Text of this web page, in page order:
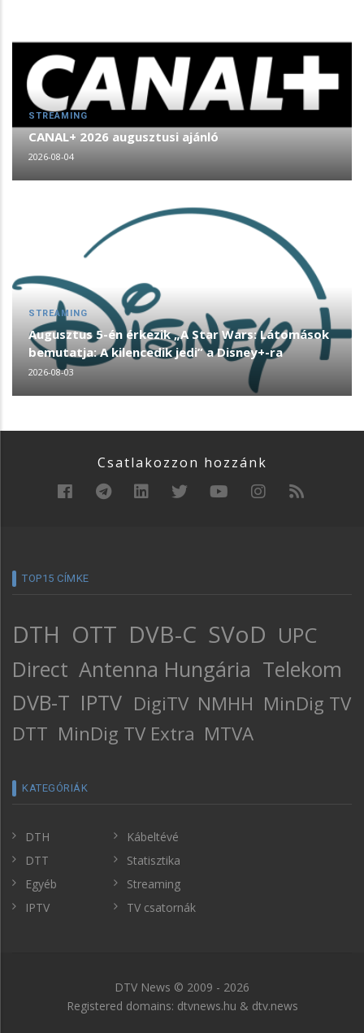
STREAMING
CANAL+ 2026 augusztusi ajánló
2026-08-04
STREAMING
Augusztus 5-én érkezik „A Star Wars: Látomások
bemutatja: A kilencedik jedi” a Disney+-ra
2026-08-03
Csatlakozzon hozzánk
TOP15 CÍMKE
DTH OTT DVB-C SVoD UPC
Direct Antenna Hungária Telekom
DVB-T IPTV DigiTV NMHH MinDig TV
DTT MinDig TV Extra MTVA
KATEGÓRIÁK
DTH
DTT
Egyéb
IPTV
Kábeltévé
Statisztika
Streaming
TV csatornák
DTV News © 2009 - 2026
Registered domains: dtvnews.hu & dtv.news